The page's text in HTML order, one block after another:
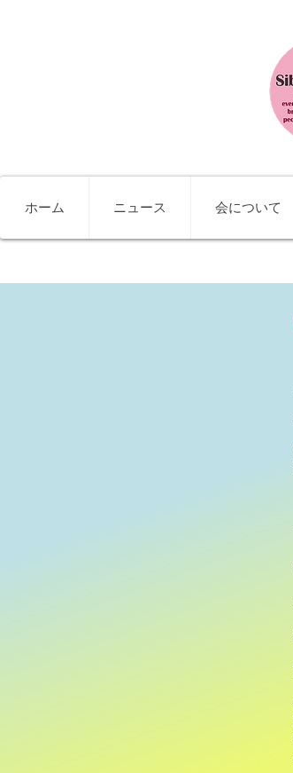
ホーム ニュース 会について